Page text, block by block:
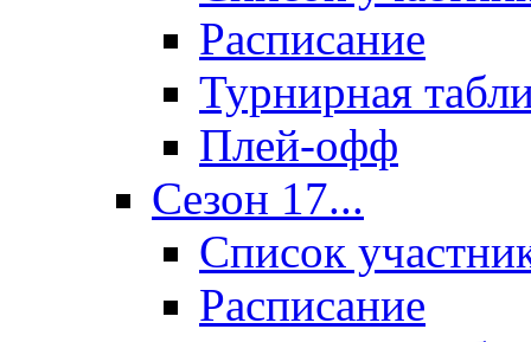
Расписание
Турнирная
Плей-офф
Сезон 17...
Список
Расписание